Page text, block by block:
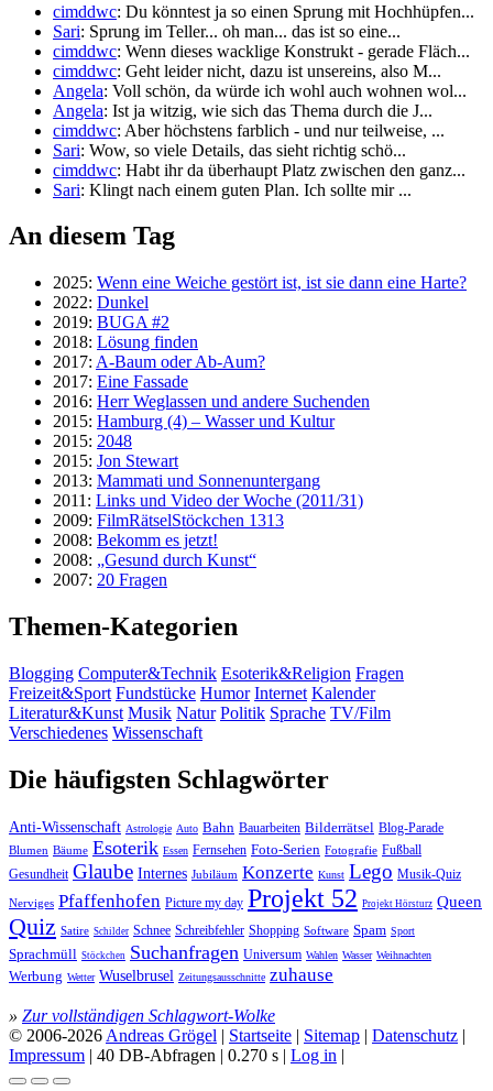
cimddwc: Du könntest ja so einen Sprung mit Hochhüpfen...
Sari: Sprung im Teller... oh man... das ist so eine...
cimddwc: Wenn dieses wacklige Konstrukt - gerade Fläch...
cimddwc: Geht leider nicht, dazu ist unsereins, also M...
Angela: Voll schön, da würde ich wohl auch wohnen wol...
Angela: Ist ja witzig, wie sich das Thema durch die J...
cimddwc: Aber höchstens farblich - und nur teilweise, ...
Sari: Wow, so viele Details, das sieht richtig schö...
cimddwc: Habt ihr da überhaupt Platz zwischen den ganz...
Sari: Klingt nach einem guten Plan. Ich sollte mir ...
An diesem Tag
2025: Wenn eine Weiche gestört ist, ist sie dann eine Harte?
2022: Dunkel
2019: BUGA #2
2018: Lösung finden
2017: A-Baum oder Ab-Aum?
2017: Eine Fassade
2016: Herr Weglassen und andere Suchenden
2015: Hamburg (4) – Wasser und Kultur
2015: 2048
2015: Jon Stewart
2013: Mammati und Sonnenuntergang
2011: Links und Video der Woche (2011/31)
2009: FilmRätselStöckchen 1313
2008: Bekomm es jetzt!
2008: „Gesund durch Kunst“
2007: 20 Fragen
Themen-Kategorien
Blogging Computer&Technik Esoterik&Religion Fragen
Freizeit&Sport Fundstücke Humor Internet Kalender
Literatur&Kunst Musik Natur Politik Sprache TV/Film
Verschiedenes Wissenschaft
Die häufigsten Schlagwörter
Anti-Wissenschaft Astrologie Auto Bahn Bauarbeiten Bilderrätsel Blog-Parade
Blumen Bäume Esoterik Essen Fernsehen Foto-Serien Fotografie Fußball
Gesundheit Glaube Internes Jubiläum Konzerte Kunst Lego Musik-Quiz
Nerviges Pfaffenhofen Picture my day Projekt 52 Projekt Hörsturz Queen
Quiz Satire Schilder Schnee Schreibfehler Shopping Software Spam Sport
Sprachmüll Stöckchen Suchanfragen Universum Wahlen Wasser Weihnachten
Werbung Wetter Wuselbrusel Zeitungsausschnitte zuhause
» Zur vollständigen Schlagwort-Wolke
© 2006-2026 Andreas Grögel | Startseite | Sitemap | Datenschutz |
Impressum | 40 DB-Abfragen | 0.270 s | Log in |